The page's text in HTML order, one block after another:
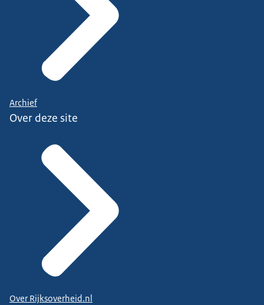
Archief
Over deze site
Over Rijksoverheid.nl